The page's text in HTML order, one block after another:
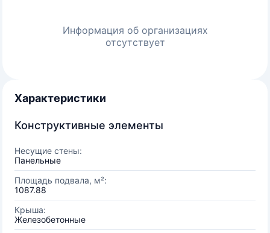
Информация об организациях
отсутствует
Характеристики
Конструктивные элементы
Несущие стены:
Панельные
Площадь подвала, м²:
1087.88
Крыша:
Железобетонные